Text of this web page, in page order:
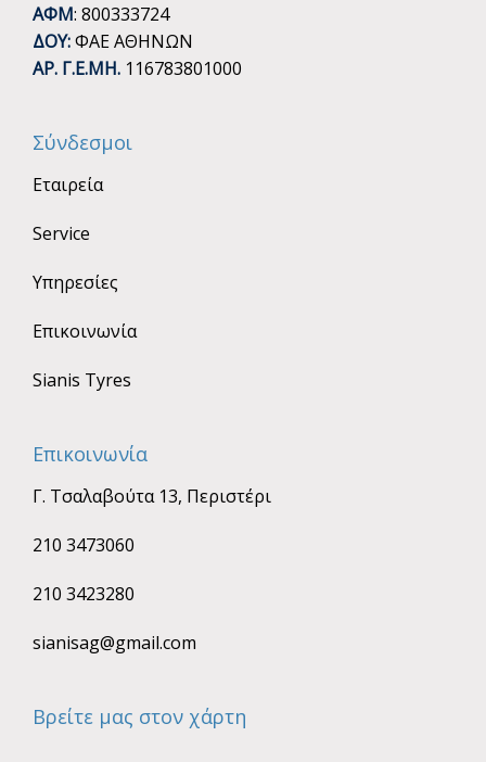
ΑΦΜ: 800333724
ΔΟΥ:ΦΑΕ ΑΘΗΝΩΝ
ΑΡ. Γ.Ε.ΜΗ. 116783801000
Σύνδεσμοι
Εταιρεία
Service
Υπηρεσίες
Επικοινωνία
Sianis Tyres
Επικοινωνία
Γ. Τσαλαβούτα 13, Περιστέρι
210 3473060
210 3423280
sianisag@gmail.com
Βρείτε μας στον χάρτη